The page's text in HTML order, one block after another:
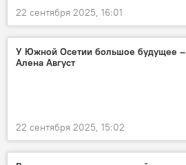
22 сентября 2025, 16:01
У Южной Осетии большое будущее –
Алена Август
22 сентября 2025, 15:02